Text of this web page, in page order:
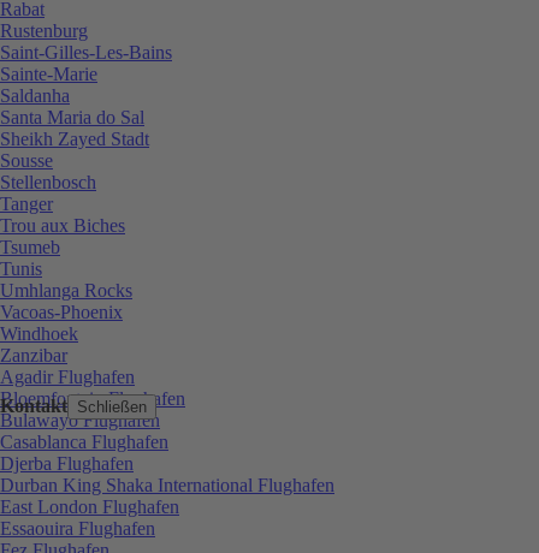
Kontakt Schließen
Rabat
Rustenburg
Saint-Gilles-Les-Bains
Sainte-Marie
Saldanha
Santa Maria do Sal
Sheikh Zayed Stadt
Sousse
Stellenbosch
Tanger
Trou aux Biches
Tsumeb
Tunis
Umhlanga Rocks
Vacoas-Phoenix
Windhoek
Zanzibar
Agadir Flughafen
Bloemfontein Flughafen
Bulawayo Flughafen
Casablanca Flughafen
Djerba Flughafen
Durban King Shaka International Flughafen
East London Flughafen
Essaouira Flughafen